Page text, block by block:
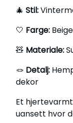
n
t
t
🎄 Stil:
🤍 Farge:
🧸 Materiale:
🪢 Detalj:
dekor
Et
uansett hvor